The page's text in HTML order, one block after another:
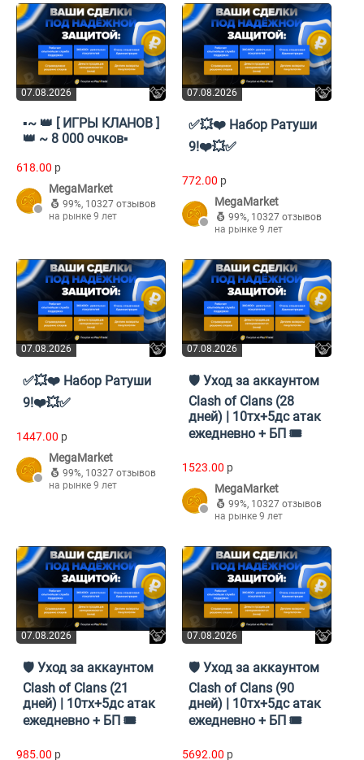
07.08.2026
▪️~ 👑 [ ИГРЫ КЛАНОВ ]
👑 ~ 8 000 очков▪️
618.00 p
MegaMarket
99%, 10327 отзывов
на рынке 9 лет
07.08.2026
✅💥❤️ Набор Ратуши
9!❤️💥✅
772.00 p
MegaMarket
99%, 10327 отзывов
на рынке 9 лет
07.08.2026
✅💥❤️ Набор Ратуши
9!❤️💥✅
1447.00 p
MegaMarket
99%, 10327 отзывов
на рынке 9 лет
07.08.2026
🛡️ Уход за аккаунтом
Clash of Clans (28
дней) | 10тх+5дс атак
ежедневно + БП 🎟️
1523.00 p
MegaMarket
99%, 10327 отзывов
на рынке 9 лет
07.08.2026
🛡️ Уход за аккаунтом
Clash of Clans (21
дней) | 10тх+5дс атак
ежедневно + БП 🎟️
985.00 p
07.08.2026
🛡️ Уход за аккаунтом
Clash of Clans (90
дней) | 10тх+5дс атак
ежедневно + БП 🎟️
5692.00 p